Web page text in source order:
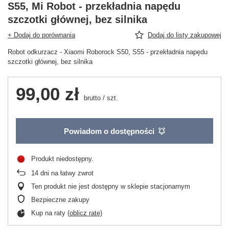
S55, Mi Robot - przekładnia napędu
szczotki głównej, bez silnika
+ Dodaj do porównania Dodaj do listy zakupowej
Robot odkurzacz - Xiaomi Roborock S50, S55 - przekładnia napędu
szczotki głównej, bez silnika
99,00 zł brutto / szt.
Powiadom o dostępności
Produkt niedostępny
14 dni na łatwy zwrot
Ten produkt nie jest dostępny w sklepie stacjonarnym
Bezpieczne zakupy
Kup na raty (oblicz ratę)